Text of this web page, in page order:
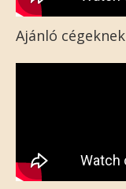
Ajánló cégeknek